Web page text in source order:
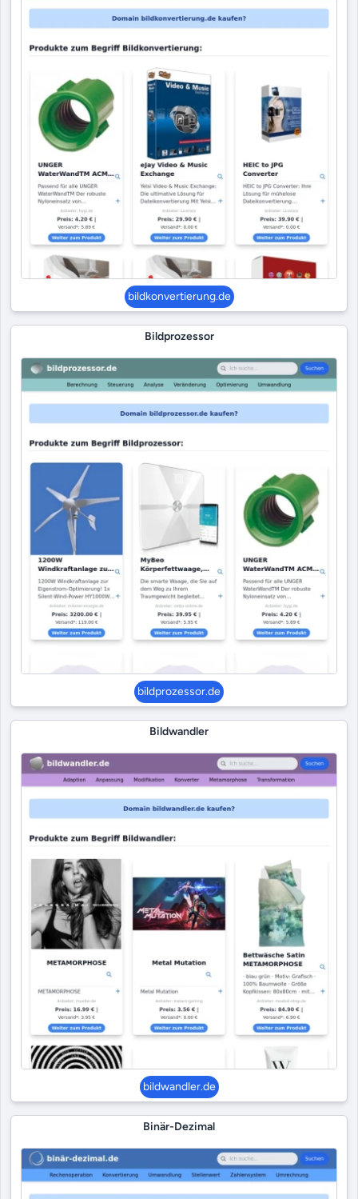
bildkonvertierung.de
Bildprozessor
bildprozessor.de
Bildwandler
bildwandler.de
Binär-Dezimal